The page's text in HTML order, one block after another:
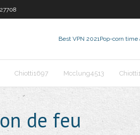
Best VPN 2021Pop-corn time
Chiotti1697 Mcclung4513
de feu